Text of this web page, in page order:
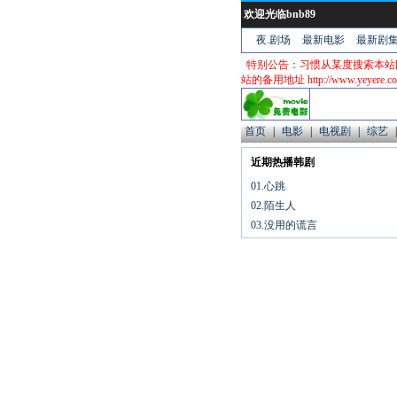
欢迎光临bnb89
夜.剧场 最新电影 最新剧
特别公告：习惯从某度搜索本
站的备用地址 http://
首页 | 电影 | 电视剧 | 综艺 |
近期热播韩剧
01.心跳
02.陌生人
03.没用的谎言